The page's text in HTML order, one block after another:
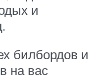
и
билбордов и
на вас